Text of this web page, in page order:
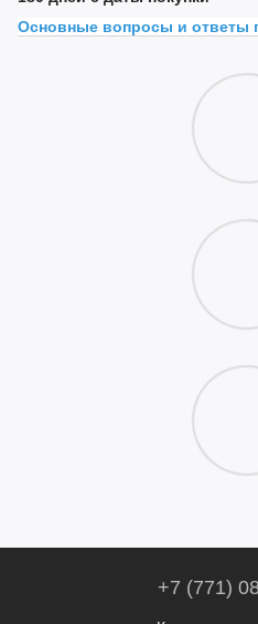
Основные вопросы и ответы
+7 (771)